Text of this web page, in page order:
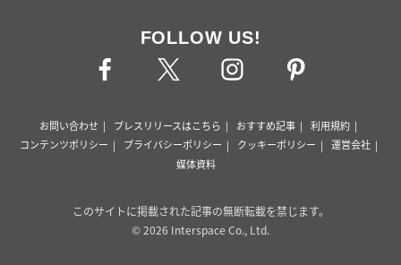
FOLLOW US!
お問い合わせ プレスリリースはこちら おすすめ記事
利用規約
コンテンツポリシー
プライバシーポリシー クッキーポリシー
運営会社
媒体資料
このサイトに掲載された記事の無断転載を禁じます。
© 2026 Interspace Co., Ltd.